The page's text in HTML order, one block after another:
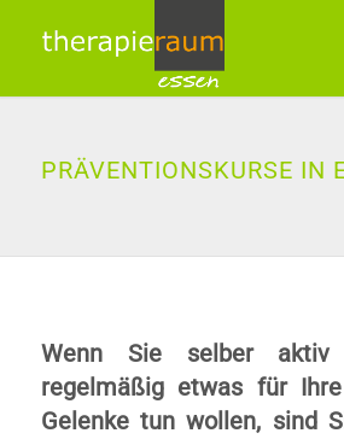
PRÄVENTIONSKURSE IN
Wenn Sie selber aktiv
regelmäßig etwas für
Gelenke tun wollen, sind